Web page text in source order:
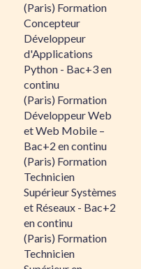
(Paris) Formation
Concepteur
Développeur
d'Applications
Python - Bac+3 en
continu
(Paris) Formation
Développeur Web
et Web Mobile –
Bac+2 en continu
(Paris) Formation
Technicien
Supérieur Systèmes
et Réseaux - Bac+2
en continu
(Paris) Formation
Technicien